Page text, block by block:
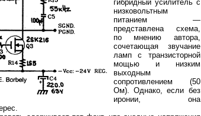
EL34, 2х35 ВтЛамповый усилитель MINIP14: 6P14, 2х10 Вт
гибридный усилитель с
низковольтным
питанием —
представлена схема,
по мнению автора,
сочетающая звучание
ламп с транзисторной
мощью и низким
выходным
сопротивлением (50
Ом). Однако, если без
иронии, она